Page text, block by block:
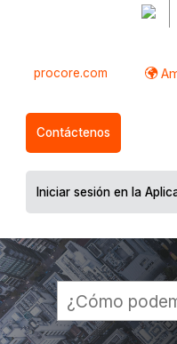
procore.com
Contáctenos
Iniciar sesión en la